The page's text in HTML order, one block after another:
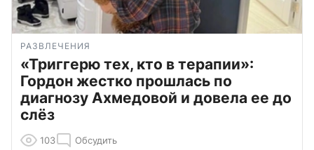
РАЗВЛЕЧЕНИЯ
«Триггерю тех, кто в терапии»:
Гордон жестко прошлась по
диагнозу Ахмедовой и довела ее до
слёз
103 Обсудить